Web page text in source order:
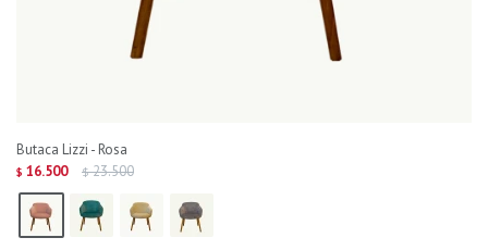
Butaca Lizzi - Rosa
$ 16.500 $ 23.500